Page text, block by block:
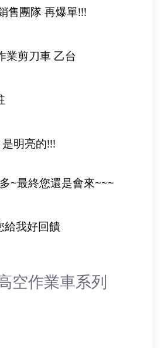
售團隊 再爆單!!!
業剪刀車 乙台
明亮的!!!
~最終您還是會來~~~
給我好回饋
空作業車系列